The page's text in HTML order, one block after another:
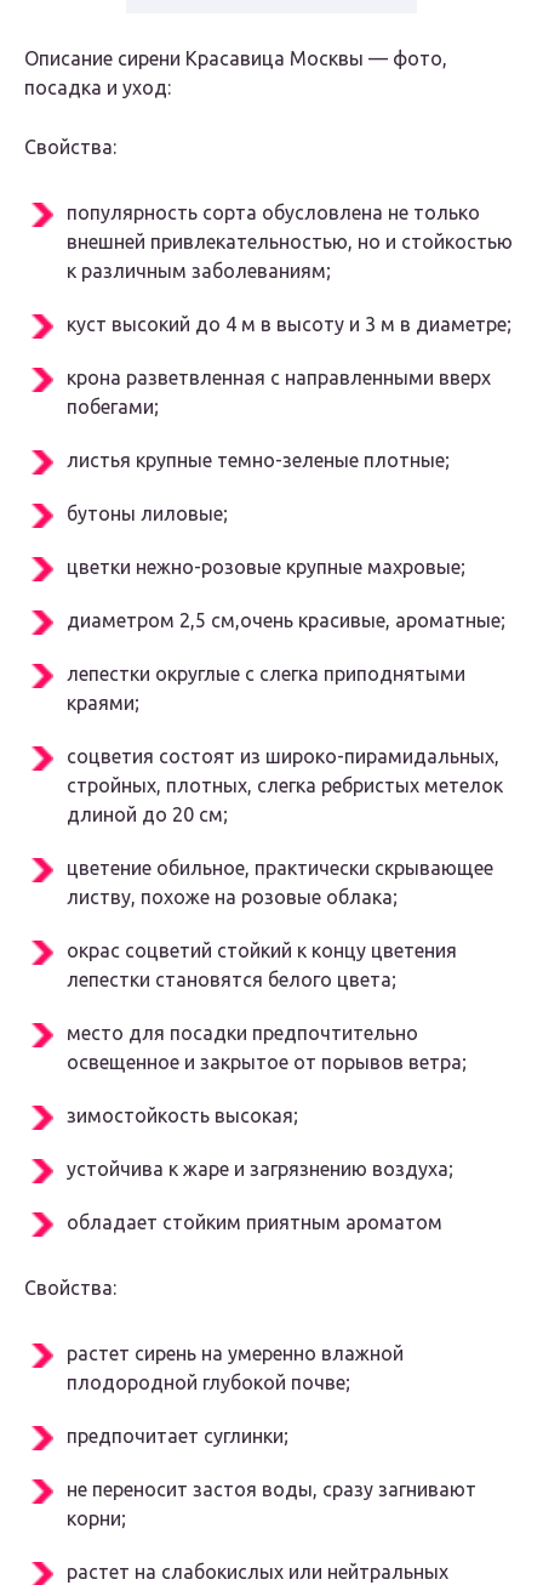
Описание сирени Красавица Москвы — фото,
посадка и уход:
Свойства:
популярность сорта обусловлена не только
внешней привлекательностью, но и стойкостью
к различным заболеваниям;
куст высокий до 4 м в высоту и 3 м в диаметре;
крона разветвленная с направленными вверх
побегами;
листья крупные темно-зеленые плотные;
бутоны лиловые;
цветки нежно-розовые крупные махровые;
диаметром 2,5 см,очень красивые, ароматные;
лепестки округлые с слегка приподнятыми
краями;
соцветия состоят из широко-пирамидальных,
стройных, плотных, слегка ребристых метелок
длиной до 20 см;
цветение обильное, практически скрывающее
листву, похоже на розовые облака;
окрас соцветий стойкий к концу цветения
лепестки становятся белого цвета;
место для посадки предпочтительно
освещенное и закрытое от порывов ветра;
зимостойкость высокая;
устойчива к жаре и загрязнению воздуха;
обладает стойким приятным ароматом
Свойства:
растет сирень на умеренно влажной
плодородной глубокой почве;
предпочитает суглинки;
не переносит застоя воды, сразу загнивают
корни;
растет на слабокислых или нейтральных